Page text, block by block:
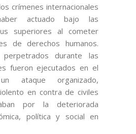
crímenes internacionales
actuado bajo las
superiores al cometer
de derechos humanos.
durante las
fueron ejecutados en el
ataque organizado,
en contra de civiles
por la deteriorada
política y social en